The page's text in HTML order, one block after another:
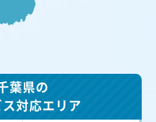
葉県の
対応エリア